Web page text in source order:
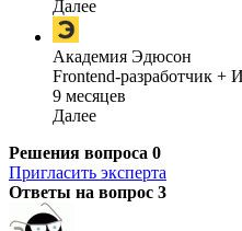
Далее
Академия Эдюсон
Frontend-разработчик +
9 месяцев
Далее
Решения вопроса 0
Пригласить эксперта
Ответы на вопрос 3